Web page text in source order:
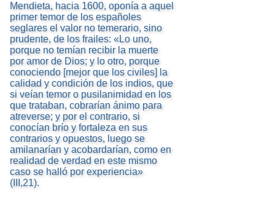
Mendieta, hacia 1600, oponía a aquel
primer temor de los españoles
seglares el valor no temerario, sino
prudente, de los frailes: «Lo uno,
porque no temían recibir la muerte
por amor de Dios; y lo otro, porque
conociendo [mejor que los civiles] la
calidad y condición de los indios, que
si veían temor o pusilanimidad en los
que trataban, cobrarían ánimo para
atreverse; y por el contrario, si
conocían brío y fortaleza en sus
contrarios y opuestos, luego se
amilanarían y acobardarían, como en
realidad de verdad en este mismo
caso se halló por experiencia»
(III,21).